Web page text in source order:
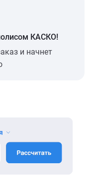
КАСКО!
и начнет